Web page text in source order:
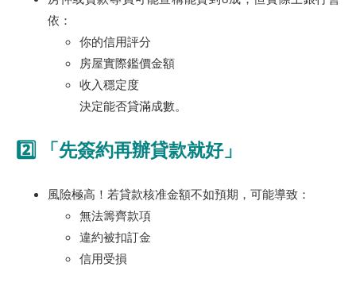
依：
你的信用評分
房屋實際鑑價金額
收入穩定度
決定能否貸滿成數。
2️⃣ 「先簽約再辦貸款就好」
風險極高！若貸款核准金額不如預期，可能導致：
無法籌齊款項
違約被扣訂金
信用受損